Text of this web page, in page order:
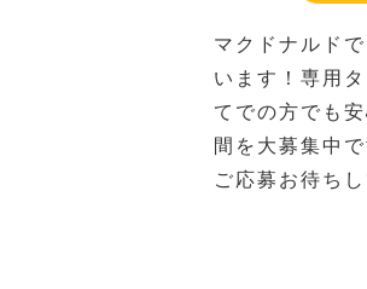
マクドナルド
います！専用
てでの方でも
間を大募集中
ご応募お待ち